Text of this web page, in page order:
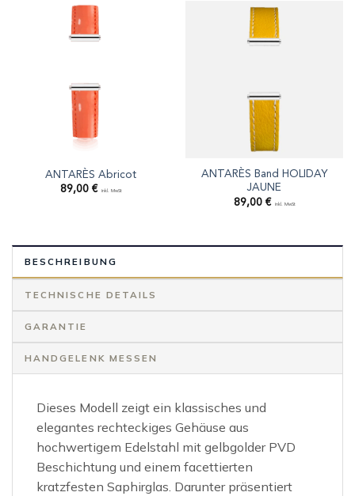
ANTARÈS Abricot
89,00 € inkl. MwSt
ANTARÈS Band HOLIDAY
JAUNE
89,00 € inkl. MwSt
BESCHREIBUNG
TECHNISCHE DETAILS
GARANTIE
HANDGELENK MESSEN
Dieses Modell zeigt ein klassisches und
elegantes rechteckiges Gehäuse aus
hochwertigem Edelstahl mit gelbgolder PVD
Beschichtung und einem facettierten
kratzfesten Saphirglas. Darunter präsentiert